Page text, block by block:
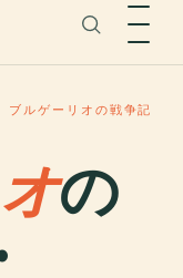
ブルゲーリオの戦争記
オの